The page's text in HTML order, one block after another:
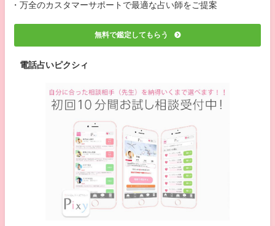
・万全のカスタマーサポートで最適な占い師をご提案
無料で鑑定してもらう
電話占いピクシィ